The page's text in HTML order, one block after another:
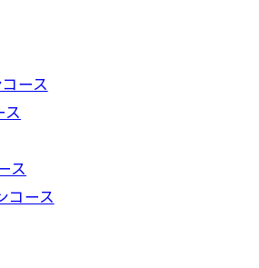
ース
ス
ス
コース